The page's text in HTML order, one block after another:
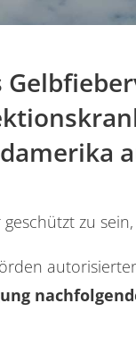
zu